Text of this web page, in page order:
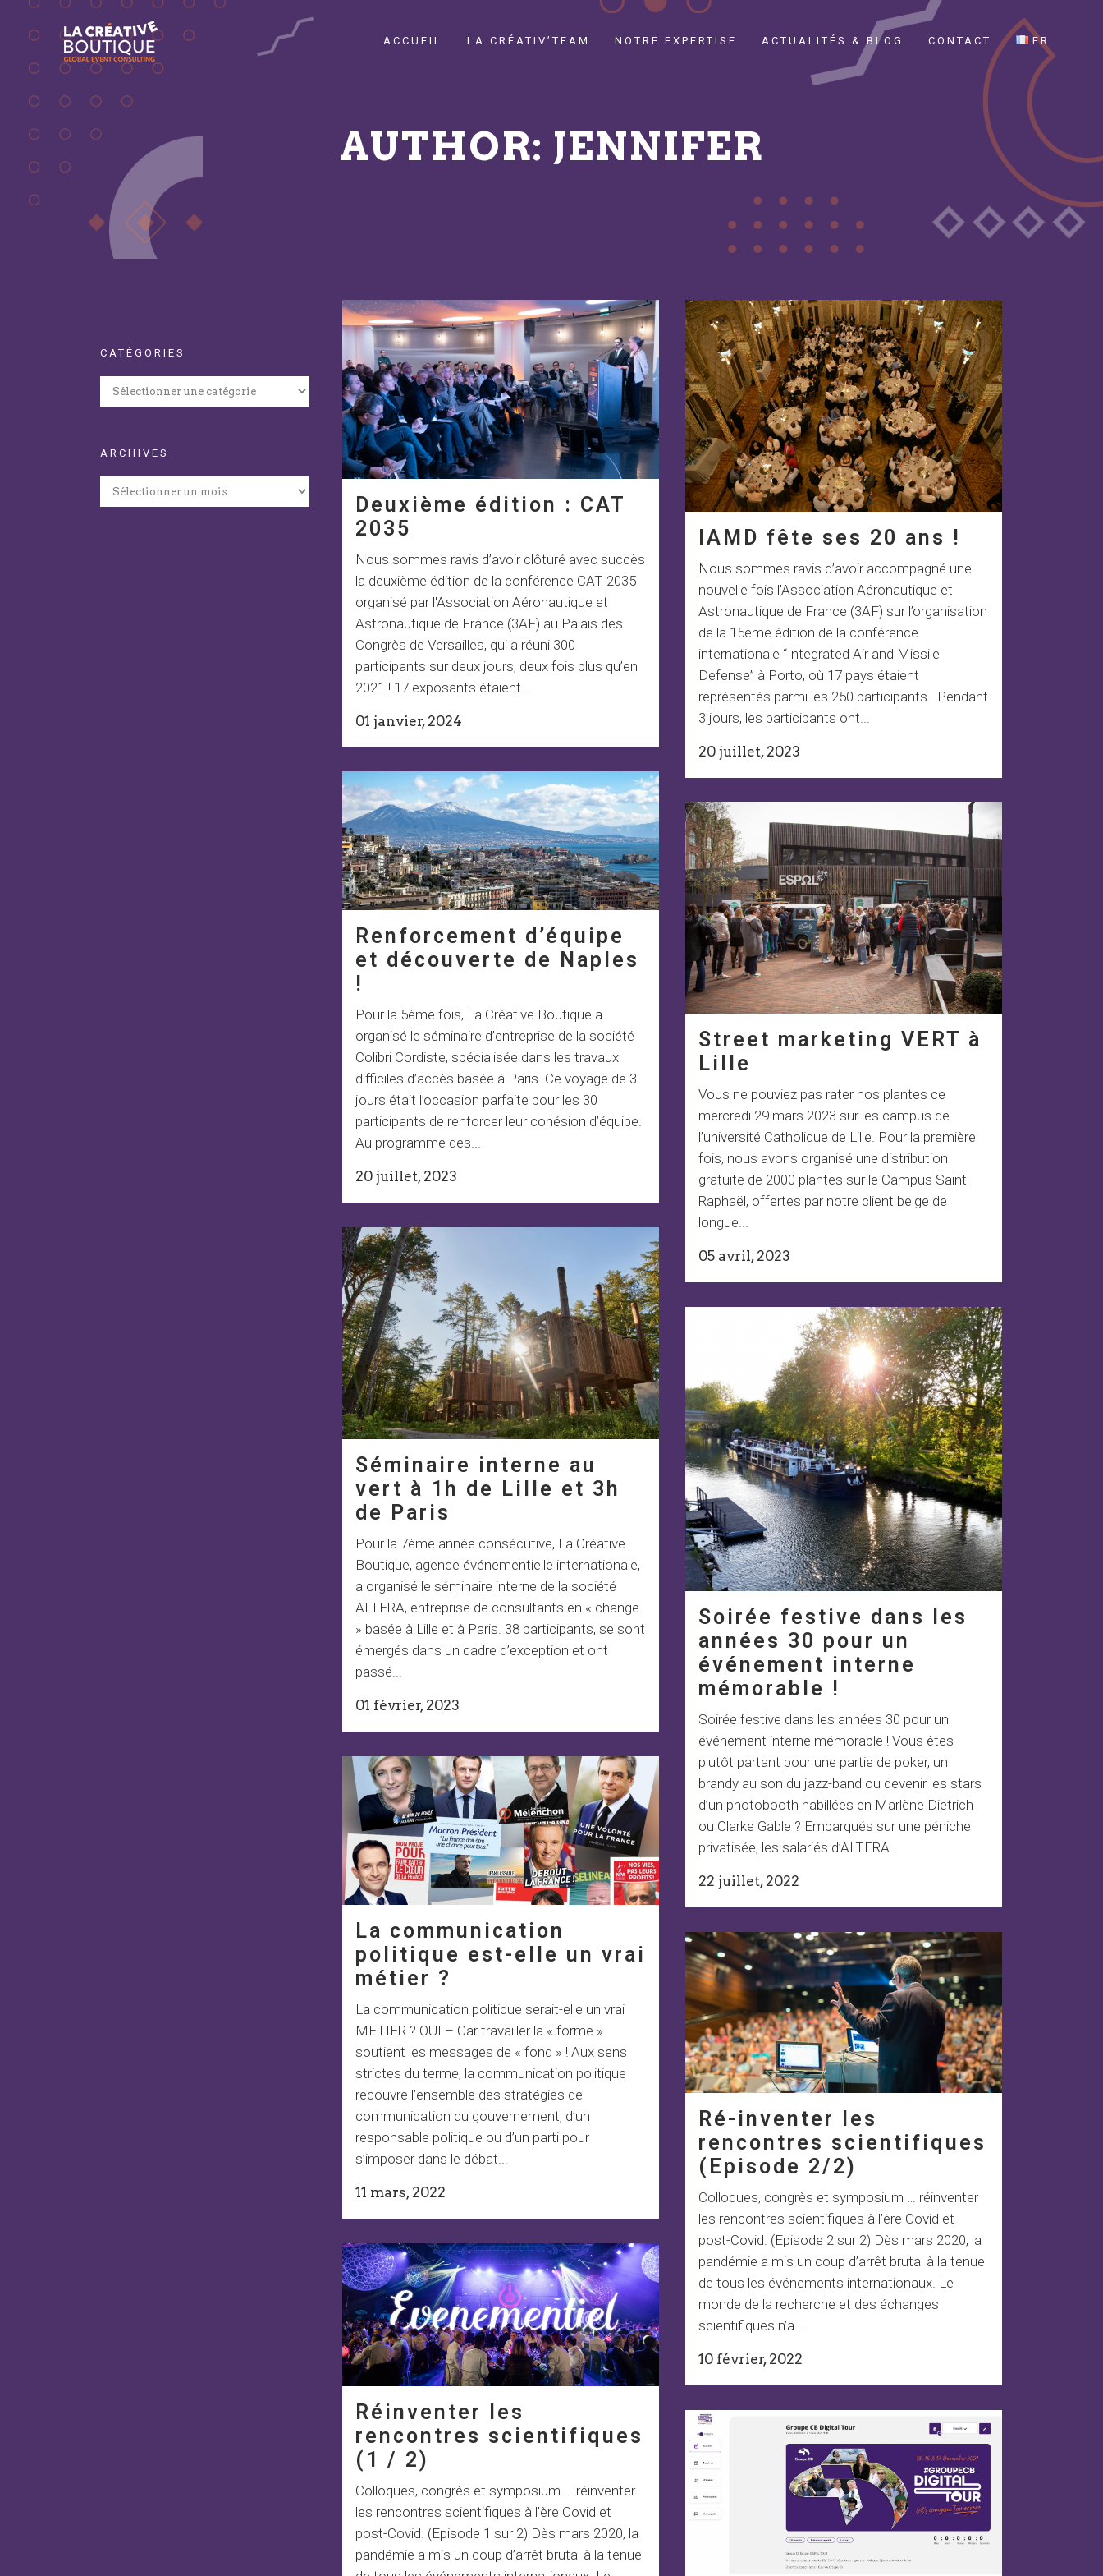
ACCUEIL LA CRÉATIV’TEAM NOTRE EXPERTISE ACTUALITÉS & BLOG CONTACT FR
AUTHOR: JENNIFER
CATÉGORIES
Catégories
ARCHIVES
Archives
Deuxième édition : CAT
2035
Nous sommes ravis d’avoir clôturé avec succès
la deuxième édition de la conférence CAT 2035
organisé par l'Association Aéronautique et
Astronautique de France (3AF) au Palais des
Congrès de Versailles, qui a réuni 300
participants sur deux jours, deux fois plus qu’en
2021 ! 17 exposants étaient...
01 janvier, 2024
IAMD fête ses 20 ans !
Nous sommes ravis d’avoir accompagné une
nouvelle fois l'Association Aéronautique et
Astronautique de France (3AF) sur l’organisation
de la 15ème édition de la conférence
internationale “Integrated Air and Missile
Defense” à Porto, où 17 pays étaient
représentés parmi les 250 participants. Pendant
3 jours, les participants ont...
20 juillet, 2023
Renforcement d’équipe
et découverte de Naples
!
Pour la 5ème fois, La Créative Boutique a
organisé le séminaire d’entreprise de la société
Colibri Cordiste, spécialisée dans les travaux
difficiles d’accès basée à Paris. Ce voyage de 3
jours était l’occasion parfaite pour les 30
participants de renforcer leur cohésion d’équipe.
Au programme des...
20 juillet, 2023
Street marketing VERT à
Lille
Vous ne pouviez pas rater nos plantes ce
mercredi 29 mars 2023 sur les campus de
l’université Catholique de Lille. Pour la première
fois, nous avons organisé une distribution
gratuite de 2000 plantes sur le Campus Saint
Raphaël, offertes par notre client belge de
longue...
05 avril, 2023
Séminaire interne au
vert à 1h de Lille et 3h
de Paris
Pour la 7ème année consécutive, La Créative
Boutique, agence événementielle internationale,
a organisé le séminaire interne de la société
ALTERA, entreprise de consultants en « change
» basée à Lille et à Paris. 38 participants, se sont
émergés dans un cadre d’exception et ont
passé...
01 février, 2023
Soirée festive dans les
années 30 pour un
événement interne
mémorable !
Soirée festive dans les années 30 pour un
événement interne mémorable ! Vous êtes
plutôt partant pour une partie de poker, un
brandy au son du jazz-band ou devenir les stars
d’un photobooth habillées en Marlène Dietrich
ou Clarke Gable ? Embarqués sur une péniche
privatisée, les salariés d’ALTERA...
22 juillet, 2022
La communication
politique est-elle un vrai
métier ?
La communication politique serait-elle un vrai
METIER ? OUI – Car travailler la « forme »
soutient les messages de « fond » ! Aux sens
strictes du terme, la communication politique
recouvre l’ensemble des stratégies de
communication du gouvernement, d’un
responsable politique ou d’un parti pour
s’imposer dans le débat...
11 mars, 2022
Ré-inventer les
rencontres scientifiques
(Episode 2/2)
Colloques, congrès et symposium … réinventer
les rencontres scientifiques à l’ère Covid et
post-Covid. (Episode 2 sur 2) Dès mars 2020, la
pandémie a mis un coup d’arrêt brutal à la tenue
de tous les événements internationaux. Le
monde de la recherche et des échanges
scientifiques n’a...
10 février, 2022
Réinventer les
rencontres scientifiques
(1 / 2)
Colloques, congrès et symposium … réinventer
les rencontres scientifiques à l’ère Covid et
post-Covid. (Episode 1 sur 2) Dès mars 2020, la
pandémie a mis un coup d’arrêt brutal à la tenue